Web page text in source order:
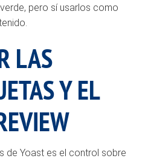
pero sí usarlos como
LAS
Y EL
de Yoast es el control sobre